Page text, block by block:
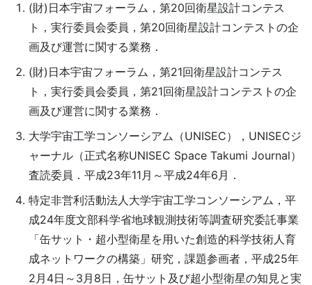
(財)日本宇宙フォーラム，第20回衛星設計コンテス
ト，実行委員会委員，第20回衛星設計コンテストの企
画及び運営に関する業務．
(財)日本宇宙フォーラム，第21回衛星設計コンテス
ト，実行委員会委員，第21回衛星設計コンテストの企
画及び運営に関する業務．
大学宇宙工学コンソーシアム（UNISEC），UNISECジ
ャーナル（正式名称UNISEC Space Takumi Journal）
査読委員．平成23年11月～平成24年6月．
特定非営利活動法人大学宇宙工学コンソーシアム，平
成24年度文部科学省地球観測技術等調査研究委託事業
「缶サット・超小型衛星を用いた創造的科学技術人育
成ネットワークの構築」研究，課題参画者，平成25年
2月4日～3月8日，缶サット及び超小型衛星の知見と実